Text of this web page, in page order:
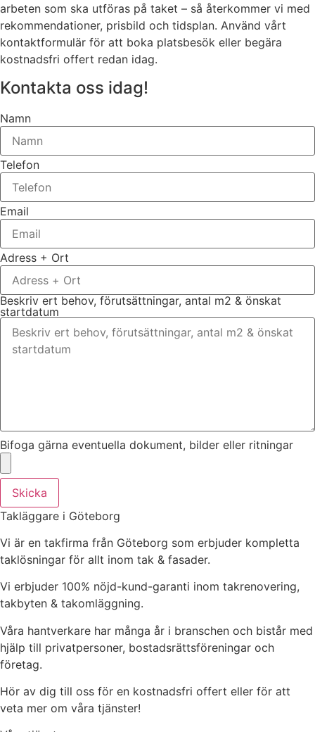
arbeten som ska utföras på taket – så återkommer vi med
rekommendationer, prisbild och tidsplan. Använd vårt
kontaktformulär för att boka platsbesök eller begära
kostnadsfri offert redan idag.
Kontakta oss idag!
Namn
Telefon
Email
Adress + Ort
Beskriv ert behov, förutsättningar, antal m2 & önskat
startdatum
Bifoga gärna eventuella dokument, bilder eller ritningar
Skicka
Takläggare i Göteborg
Vi är en takfirma från Göteborg som erbjuder kompletta
taklösningar för allt inom tak & fasader.
Vi erbjuder 100% nöjd-kund-garanti inom takrenovering,
takbyten & takomläggning.
Våra hantverkare har många år i branschen och bistår med
hjälp till privatpersoner, bostadsrättsföreningar och
företag.
Hör av dig till oss för en kostnadsfri offert eller för att
veta mer om våra tjänster!